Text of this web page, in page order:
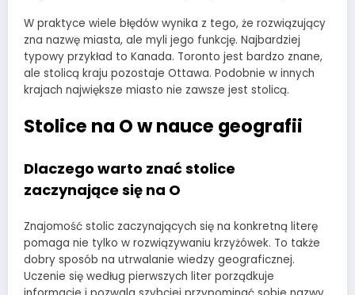
W praktyce wiele błędów wynika z tego, że rozwiązujący
zna nazwę miasta, ale myli jego funkcję. Najbardziej
typowy przykład to Kanada. Toronto jest bardzo znane,
ale stolicą kraju pozostaje Ottawa. Podobnie w innych
krajach największe miasto nie zawsze jest stolicą.
Stolice na O w nauce geografii
Dlaczego warto znać stolice
zaczynające się na O
Znajomość stolic zaczynających się na konkretną literę
pomaga nie tylko w rozwiązywaniu krzyżówek. To także
dobry sposób na utrwalanie wiedzy geograficznej.
Uczenie się według pierwszych liter porządkuje